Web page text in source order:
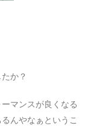
か？
マンスが良くなる
んやなぁというこ